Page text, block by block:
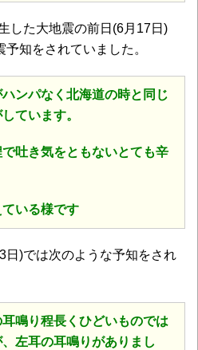
した大地震の前日(6月17日)
知をされていました。
ンパなく北海道の時と同じ
ています。
吐き気をともないとても辛
いる様です
日)では次のような予知をされ
鳴り程長くひどいものでは
左耳の耳鳴りがありまし